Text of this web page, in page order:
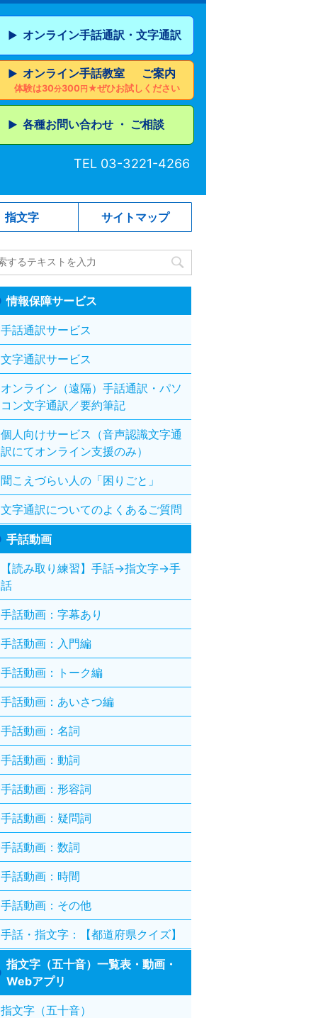
▶︎ オンライン手話通訳・文字通訳
▶︎ オンライン手話教室 ご案内
体験は30分300円★ぜひお試しください
▶︎ 各種お問い合わせ ・ ご相談
TEL 03-3221-4266
指文字 サイトマップ
情報保障サービス
手話通訳サービス
文字通訳サービス
オンライン（遠隔）手話通訳・パソ
コン文字通訳／要約筆記
個人向けサービス（音声認識文字通
訳にてオンライン支援のみ）
聞こえづらい人の「困りごと」
文字通訳についてのよくあるご質問
手話動画
【読み取り練習】手話→指文字→手
話
手話動画：字幕あり
手話動画：入門編
手話動画：トーク編
手話動画：あいさつ編
手話動画：名詞
手話動画：動詞
手話動画：形容詞
手話動画：疑問詞
手話動画：数詞
手話動画：時間
手話動画：その他
手話・指文字：【都道府県クイズ】
指文字（五十音）一覧表・動画・
Webアプリ
指文字（五十音）